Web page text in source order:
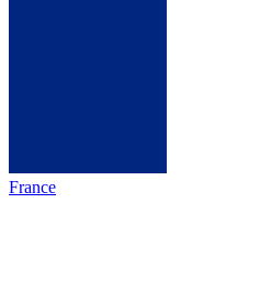
France